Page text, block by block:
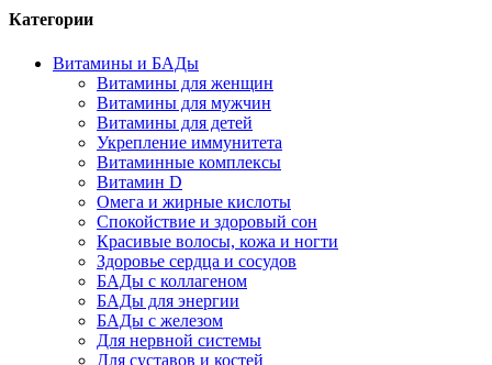
Категории
Витамины и БАДы
Витамины для женщин
Витамины для мужчин
Витамины для детей
Укрепление иммунитета
Витаминные комплексы
Витамин D
Омега и жирные кислоты
Спокойствие и здоровый сон
Красивые волосы, кожа и ногти
Здоровье сердца и сосудов
БАДы с коллагеном
БАДы для энергии
БАДы с железом
Для нервной системы
Для суставов и костей